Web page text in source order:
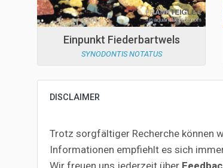
Einpunkt Fiederbartwels
SYNODONTIS NOTATUS
DISCLAIMER
Trotz sorgfältiger Recherche können
Informationen empfiehlt es sich
Wir freuen uns jederzeit über